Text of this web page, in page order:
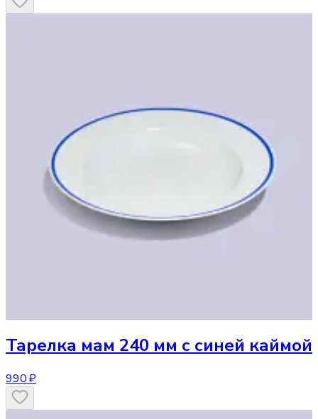
Тарелка мам 240 мм с синей каймой
990 ₽